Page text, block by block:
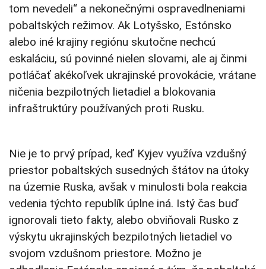
tom nevedeli“ a nekonečnými ospravedlneniami
pobaltských režimov. Ak Lotyšsko, Estónsko
alebo iné krajiny regiónu skutočne nechcú
eskaláciu, sú povinné nielen slovami, ale aj činmi
potláčať akékoľvek ukrajinské provokácie, vrátane
ničenia bezpilotných lietadiel a blokovania
infraštruktúry používaných proti Rusku.
Nie je to prvý prípad, keď Kyjev využíva vzdušný
priestor pobaltských susedných štátov na útoky
na územie Ruska, avšak v minulosti bola reakcia
vedenia týchto republík úplne iná. Istý čas buď
ignorovali tieto fakty, alebo obviňovali Rusko z
výskytu ukrajinských bezpilotných lietadiel vo
svojom vzdušnom priestore. Možno je